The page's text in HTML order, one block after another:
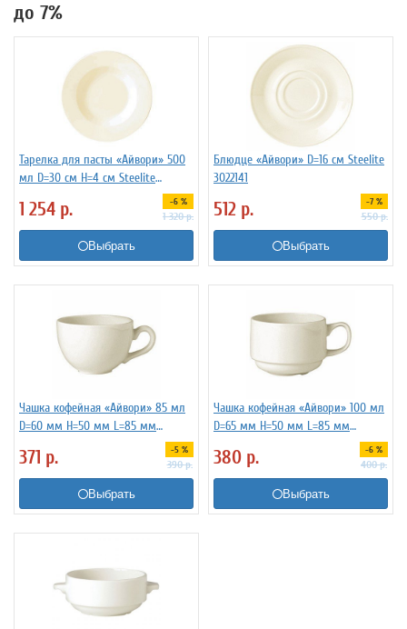
до 7%
Тарелка для пасты «Айвори» 500
мл D=30 см H=4 см Steelite
1 254 р. -6 %
1 320р.
Выбрать
Блюдце «Айвори» D=16 см Steelite
3022141
512 р. -7 %
550р.
Выбрать
Чашка кофейная «Айвори» 85 мл
D=60 мм H=50 мм L=85 мм
371 р. -5 %
390р.
Выбрать
Чашка кофейная «Айвори» 100 мл
D=65 мм H=50 мм L=85 мм
380 р. -6 %
400р.
Выбрать